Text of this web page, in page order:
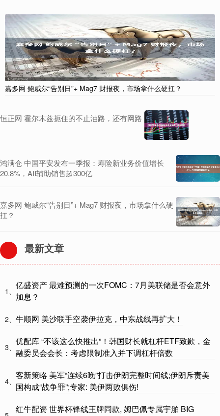
嘉多网 鲍威尔“告别日”+ Mag7 财报夜，市场拿什么硬扛？
恒正网 霍尔木兹扼住的不止油路，还有网路
鸿满仓 中国平安发布一季报：寿险新业务价值增长
20.8%，AII辅助销售超300亿
嘉多网 鲍威尔“告别日”+ Mag7 财报夜，市场拿什么硬
扛？
最新文章
1、
亿盛资产 最难预测的一次FOMC：7月美联储是否会意外
加息？
2、 牛顺网 美沙联手空袭伊拉克，中东战线再扩大！
3、
优配库 “不该这么快推出”！韩国财长就杠杆ETF致歉，金
融委员会会长：考虑限制准入并下调杠杆倍数
4、
客新策略 美军“连续6晚”打击伊朗完整时间线;伊朗斥责美
国构成“战争罪”;专家: 美伊两败俱伤!
红牛配资 世界杯锋线王牌同款, 姆巴佩专属宇舶 BIG